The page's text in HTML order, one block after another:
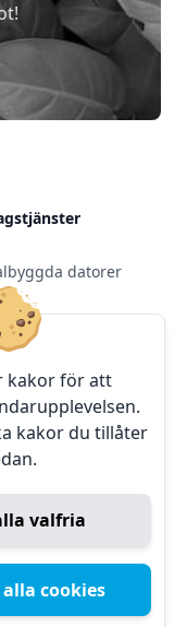
kakor för att
kakor du tillåter
valfria
cookies
datorer
& Backup
& Public Display